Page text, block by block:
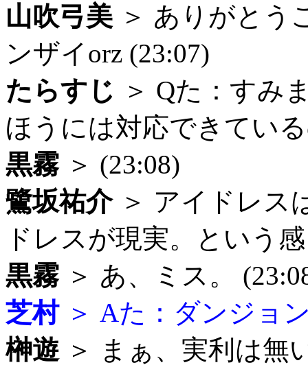
山吹弓美 ＞ ありがと
ンザイorz (23:07)
たらすじ ＞ Qた：すみ
ほうには対応できてい
黒霧＞ (23:08)
鷺坂祐介＞ アイドレス
ドレスが現実。という
黒霧＞ あ、ミス。
芝村＞ Aた：ダンジョ
榊遊 ＞ まぁ、実利は無